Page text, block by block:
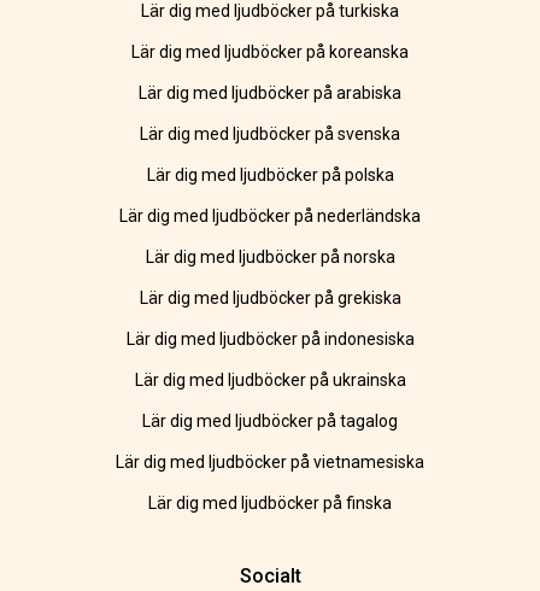
Lär dig med ljudböcker på turkiska
Lär dig med ljudböcker på koreanska
Lär dig med ljudböcker på arabiska
Lär dig med ljudböcker på svenska
Lär dig med ljudböcker på polska
Lär dig med ljudböcker på nederländska
Lär dig med ljudböcker på norska
Lär dig med ljudböcker på grekiska
Lär dig med ljudböcker på indonesiska
Lär dig med ljudböcker på ukrainska
Lär dig med ljudböcker på tagalog
Lär dig med ljudböcker på vietnamesiska
Lär dig med ljudböcker på finska
Socialt